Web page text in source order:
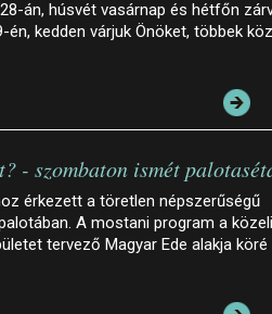
án, húsvét vasárnap és hétfőn
kedden várjuk Önöket, többek
- szombaton ismét
érkezett a töretlen népszerűségű
A mostani program a közeli
tervező Magyar Ede alakja köré